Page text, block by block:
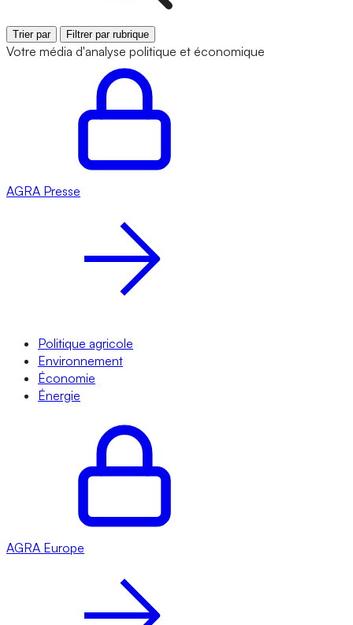
Trier par Filtrer par rubrique
Votre média d'analyse politique et économique
AGRA Presse
Politique agricole
Environnement
Économie
Énergie
AGRA Europe